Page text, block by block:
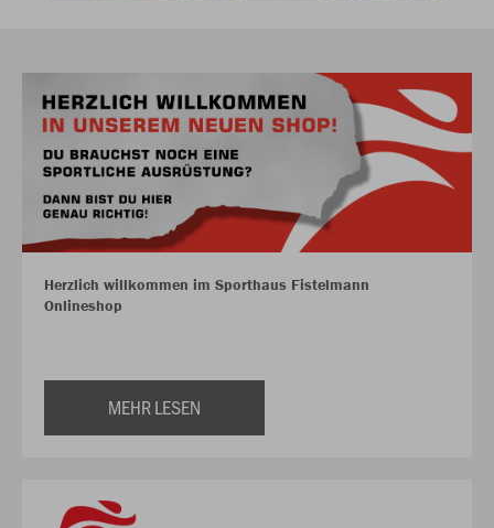
Herzlich willkommen im Sporthaus Fistelmann
Onlineshop
MEHR LESEN